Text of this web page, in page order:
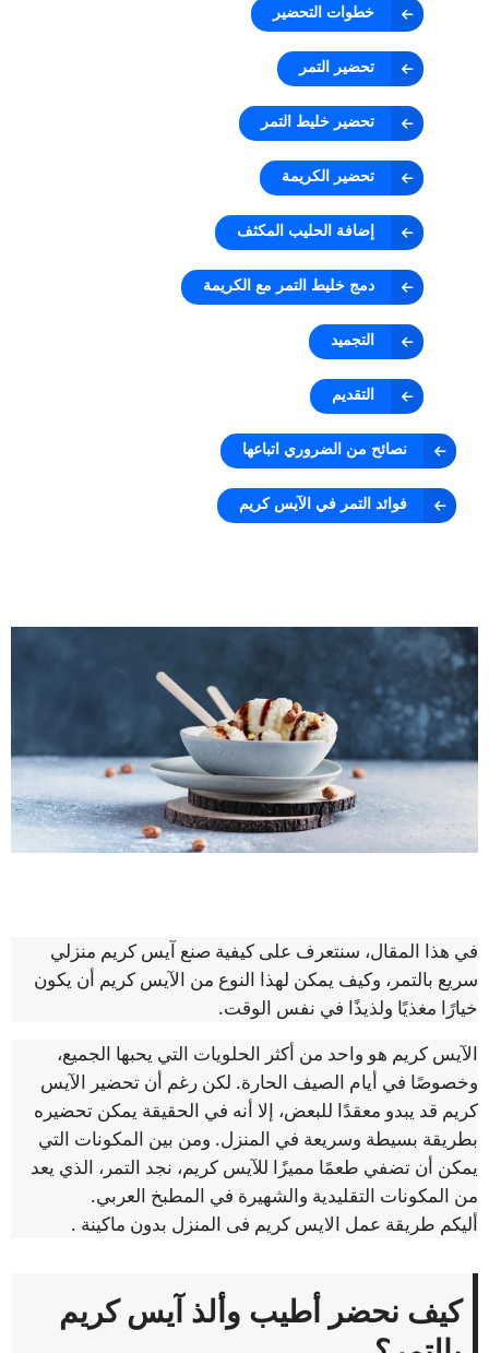
خطوات التحضير
تحضير التمر
تحضير خليط التمر
تحضير الكريمة
إضافة الحليب المكثف
دمج خليط التمر مع الكريمة
التجميد
التقديم
نصائح من الضروري اتباعها
فوائد التمر في الآيس كريم
في هذا المقال، سنتعرف على كيفية صنع آيس كريم منزلي
سريع بالتمر، وكيف يمكن لهذا النوع من الآيس كريم أن يكون
خيارًا مغذيًا ولذيذًا في نفس الوقت.
الآيس كريم هو واحد من أكثر الحلويات التي يحبها الجميع،
وخصوصًا في أيام الصيف الحارة. لكن رغم أن تحضير الآيس
كريم قد يبدو معقدًا للبعض، إلا أنه في الحقيقة يمكن تحضيره
بطريقة بسيطة وسريعة في المنزل. ومن بين المكونات التي
يمكن أن تضفي طعمًا مميزًا للآيس كريم، نجد التمر، الذي يعد
من المكونات التقليدية والشهيرة في المطبخ العربي.
أليكم طريقة عمل الايس كريم فى المنزل بدون ماكينة .
كيف نحضر أطيب وألذ آيس كريم